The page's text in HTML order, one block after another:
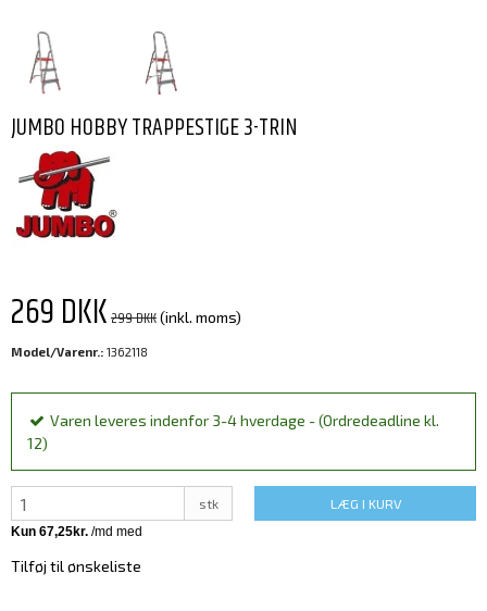
JUMBO HOBBY TRAPPESTIGE 3-TRIN
269 DKK299 DKK(inkl. moms)
Model/Varenr.: 1362118
Varen leveres indenfor 3-4 hverdage - (Ordredeadline kl.
12)
stk LÆG I KURV
Tilføj til ønskeliste